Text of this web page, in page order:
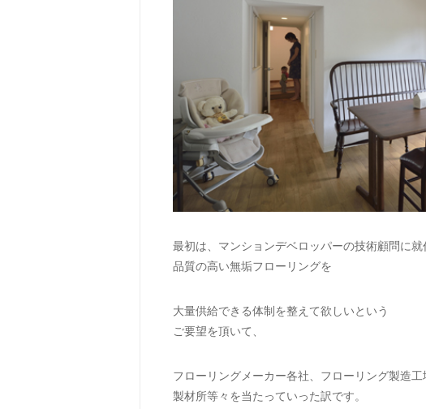
最初は、マンションデベロッパーの技術顧問に就
品質の高い無垢フローリングを
大量供給できる体制を整えて欲しいという
ご要望を頂いて、
フローリングメーカー各社、フローリング製造工
製材所等々を当たっていった訳です。